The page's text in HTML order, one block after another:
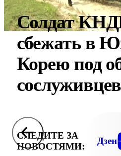
Солдат
сбежать в
Корею под
сослуживцев
СЛЕДИТЕ ЗА
НОВОСТЯМИ:
Дзен